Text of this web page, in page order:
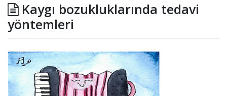
Kaygı bozukluklarında tedavi
yöntemleri